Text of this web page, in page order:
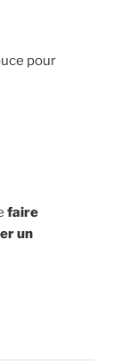
pour
faire
un